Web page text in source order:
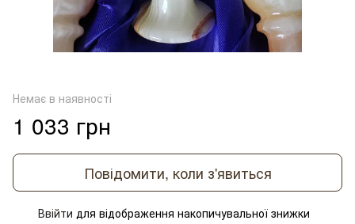
Немає в наявності
1 033 грн
Повідомити, коли з'явиться
Ввійти для відображення накопичувальної знижки